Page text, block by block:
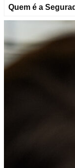
Quem é a